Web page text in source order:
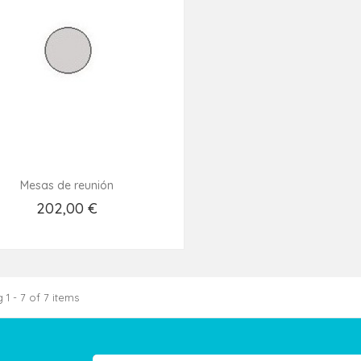
Mesas de reunión
202,00 €
1 - 7 of 7 items